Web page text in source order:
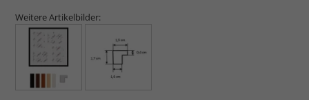
Weitere Artikelbilder: